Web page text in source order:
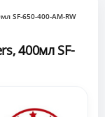
SF-650-400-AM-RW
400мл SF-